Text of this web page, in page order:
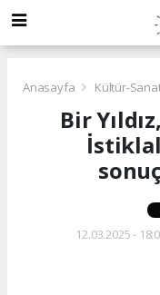
Anasayfa Kültür-
Bir
12.03.2025 -